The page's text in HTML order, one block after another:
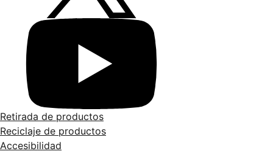
Retirada de productos
Reciclaje de productos
Accesibilidad